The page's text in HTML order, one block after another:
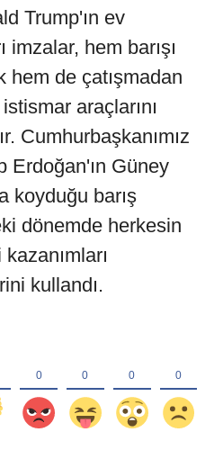
Trump'ın ev
imzalar, hem barışı
hem de çatışmadan
araçlarını
Cumhurbaşkanımız
Erdoğan'ın Güney
koyduğu barış
dönemde herkesin
kullandı.